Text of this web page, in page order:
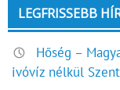
LEGFRISSEBB
Hőség –
ivóvíz nélkül